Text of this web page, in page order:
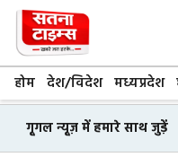
Skip
content
होम देश/विदेश मध्यप्रदेश
गूगल न्यूज़ में हमारे साथ जुड़ें